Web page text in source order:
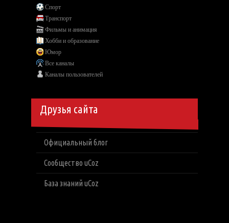
Спорт
Транспорт
Фильмы и анимация
Хобби и образование
Юмор
Все каналы
Каналы пользователей
Друзья сайта
Официальный блог
Сообщество uCoz
База знаний uCoz